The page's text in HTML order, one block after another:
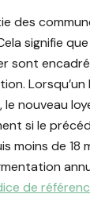
des
signifie
sont
le nouveau
si le
moins de 18
de